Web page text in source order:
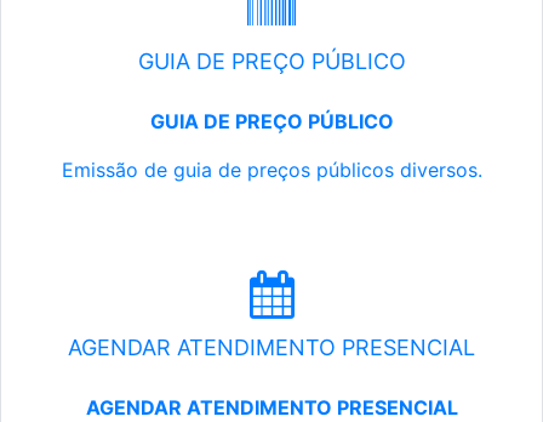
GUIA DE PREÇO PÚBLICO
GUIA DE PREÇO PÚBLICO
Emissão de guia de preços públicos diversos.
AGENDAR ATENDIMENTO PRESENCIAL
AGENDAR ATENDIMENTO PRESENCIAL